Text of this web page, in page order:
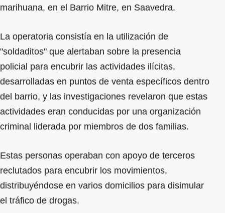
marihuana, en el Barrio Mitre, en Saavedra.
La operatoria consistía en la utilización de
"soldaditos" que alertaban sobre la presencia
policial para encubrir las actividades ilícitas,
desarrolladas en puntos de venta específicos dentro
del barrio, y las investigaciones revelaron que estas
actividades eran conducidas por una organización
criminal liderada por miembros de dos familias.
Estas personas operaban con apoyo de terceros
reclutados para encubrir los movimientos,
distribuyéndose en varios domicilios para disimular
el tráfico de drogas.